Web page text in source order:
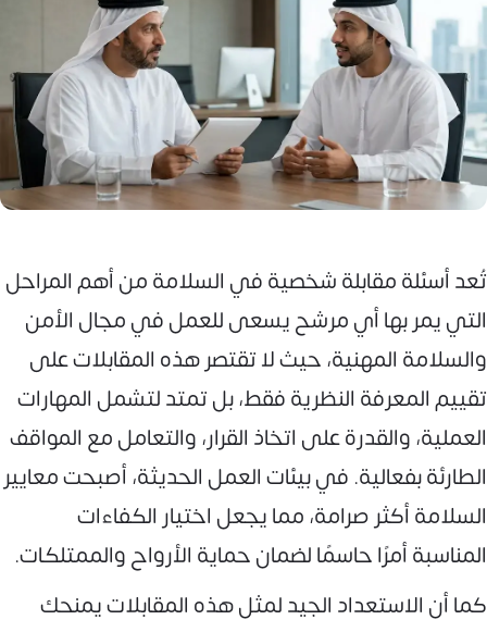
تُعد أسئلة مقابلة شخصية في السلامة من أهم المراحل
التي يمر بها أي مرشح يسعى للعمل في مجال الأمن
والسلامة المهنية، حيث لا تقتصر هذه المقابلات على
تقييم المعرفة النظرية فقط، بل تمتد لتشمل المهارات
العملية، والقدرة على اتخاذ القرار، والتعامل مع المواقف
الطارئة بفعالية. في بيئات العمل الحديثة، أصبحت معايير
السلامة أكثر صرامة، مما يجعل اختيار الكفاءات
المناسبة أمرًا حاسمًا لضمان حماية الأرواح والممتلكات.
كما أن الاستعداد الجيد لمثل هذه المقابلات يمنحك